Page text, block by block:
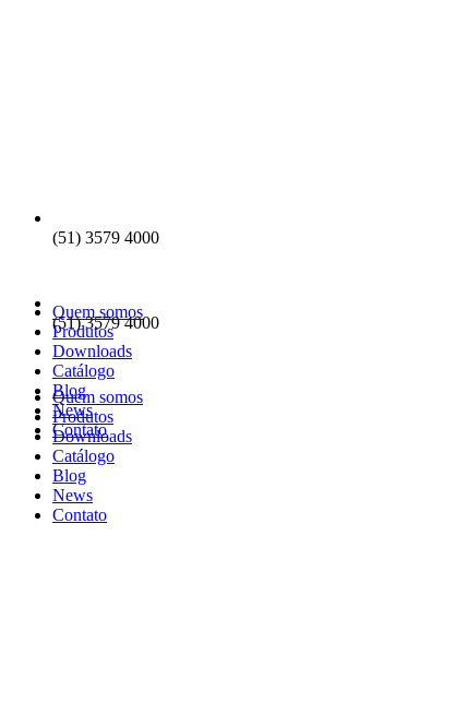
(51) 3579 4000
Quem somos
Produtos
Downloads
Catálogo
Blog
News
Contato
(51) 3579 4000
Quem somos
Produtos
Downloads
Catálogo
Blog
News
Contato